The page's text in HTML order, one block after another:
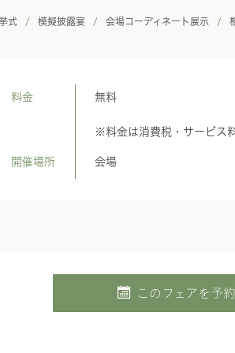
式 模擬披露宴 会場コーディネート展示
料金 無料
※料金は消費税・サービス
開催場所 会場
このフェアを予約